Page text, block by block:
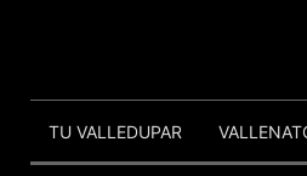
TU VALLEDUPAR